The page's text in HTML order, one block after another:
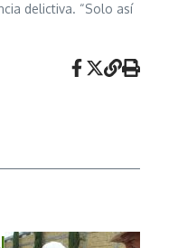
delictiva. “Solo así